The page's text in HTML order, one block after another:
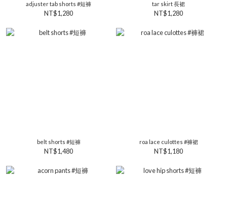
adjuster tab shorts #短褲
NT$1,280
tar skirt 長裙
NT$1,280
belt shorts #短褲
NT$1,480
roa lace culottes #褲裙
NT$1,180